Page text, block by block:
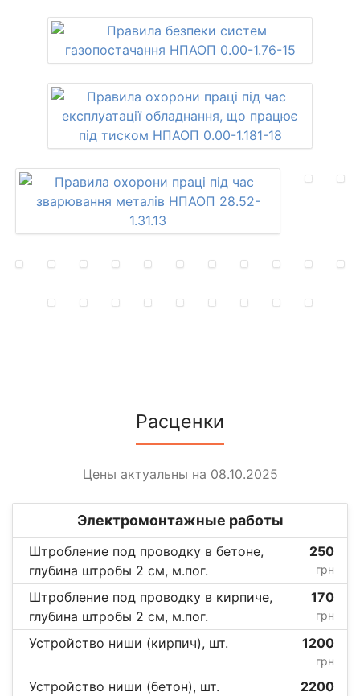
Расценки
Цены актуальны на 08.10.2025
Электромонтажные работы
Штробление под проводку в бетоне,
глубина штробы 2 см, м.пог.
250
грн
Штробление под проводку в кирпиче,
глубина штробы 2 см, м.пог.
170
грн
Устройство ниши (кирпич), шт. 1200
грн
Устройство ниши (бетон), шт. 2200